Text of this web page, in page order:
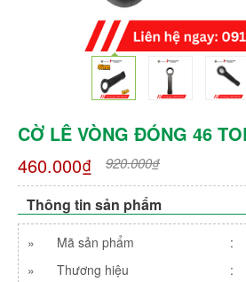
CỜ LÊ VÒNG ĐÓNG 46
460.000₫
920.000₫
Thông tin sản phẩm
» Mã sản phẩm :
»
Thương hiệu :